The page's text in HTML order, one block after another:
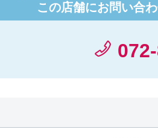
この店舗にお問い合